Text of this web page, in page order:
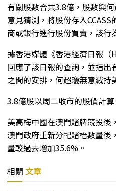
有關股數合共3.8億，股數與
意見猜測，將股份存入
商或銀行進行股份買賣，該行
據香港媒體《香港經濟日報（
回應了該日報的查詢，並指出
之間的安排，何超瓊無意減持
3.8億股以周二收市的股價計
美高梅中國在澳門賭牌競投後
澳門政府重新分配賭枱數量後
量較過去增加35.6%。
相關 文章